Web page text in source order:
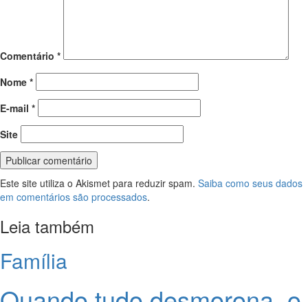
Comentário *
Nome *
E-mail *
Site
Este site utiliza o Akismet para reduzir spam. Saiba como seus dados
em comentários são processados.
Leia também
Família